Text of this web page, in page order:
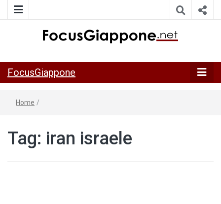
della Japan Italy Economic Federation
FocusGiappone
Home /
Tag: iran israele